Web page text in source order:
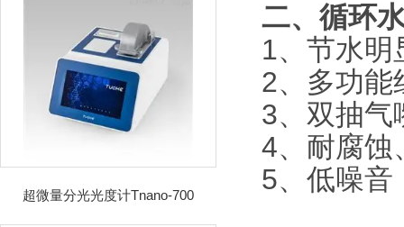
超微量分光光度计Tnano-700
二、 循环
1、节水明
2、多功能
3、双抽气
4、耐腐蚀
5、低噪音